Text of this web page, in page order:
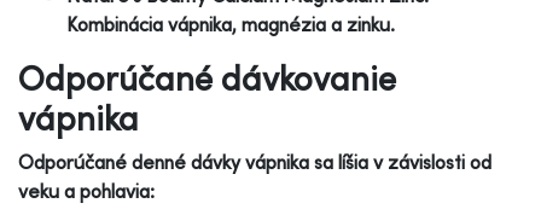
Kombinácia vápnika, magnézia a zinku.
Odporúčané dávkovanie
vápnika
Odporúčané denné dávky vápnika sa líšia v závislosti od
veku a pohlavia: